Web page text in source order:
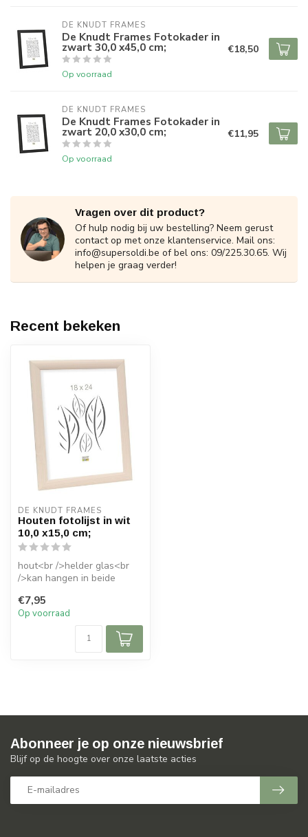
DE KNUDT FRAMES
De Knudt Frames Fotokader in
zwart 30,0 x45,0 cm;
Op voorraad
€18,50
DE KNUDT FRAMES
De Knudt Frames Fotokader in
zwart 20,0 x30,0 cm;
Op voorraad
€11,95
Vragen over dit product?
Of hulp nodig bij uw bestelling? Neem gerust
contact op met onze klantenservice. Mail ons:
info@supersoldi.be of bel ons: 09/225.30.65. Wij
helpen je graag verder!
Recent bekeken
DE KNUDT FRAMES
Houten fotolijst in wit
10,0 x15,0 cm;
hout<br />helder glas<br
/>kan hangen in beide
beid...
€7,95
Op voorraad
Abonneer je op onze nieuwsbrief
Blijf op de hoogte over onze laatste acties